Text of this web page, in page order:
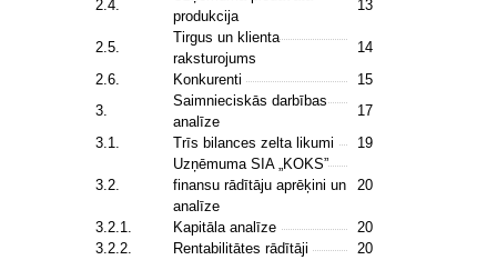
2.4.
produkcija
13
2.5.
Tirgus un klienta
raksturojums
14
2.6.
Konkurenti
15
3.
Saimnieciskās darbības
analīze
17
3.1.
Trīs bilances zelta likumi 19
3.2.
Uzņēmuma SIA „KOKS”
finansu rādītāju aprēķini un
analīze
20
3.2.1. Kapitāla analīze
20
3.2.2.
Rentabilitātes rādītāji
20